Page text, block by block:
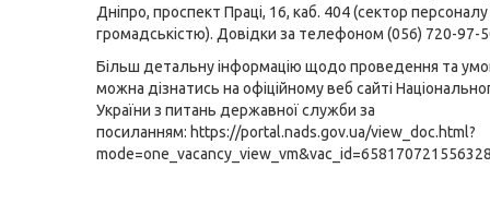
Дніпро, проспект Праці, 16, каб. 404 (сектор персоналу
громадськістю). Довідки за телефоном (056) 720-97-
Більш детальну інформацію щодо проведення та
можна дізнатись на офіційному веб сайті
України з питань державної служби за
посиланням: https://portal.nads.gov.ua/view_doc.html?